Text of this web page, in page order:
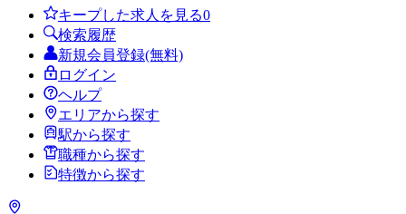
キープした求人を見る0
検索履歴
新規会員登録(無料)
ログイン
ヘルプ
エリアから探す
駅から探す
職種から探す
特徴から探す